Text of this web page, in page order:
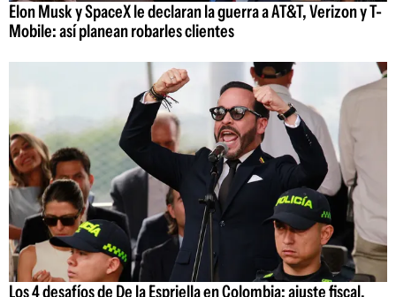
Elon Musk y SpaceX le declaran la guerra a AT&T, Verizon y T-
Mobile: así planean robarles clientes
Los 4 desafíos de De la Espriella en Colombia: ajuste fiscal,